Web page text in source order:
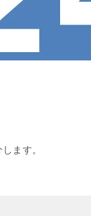
ます。